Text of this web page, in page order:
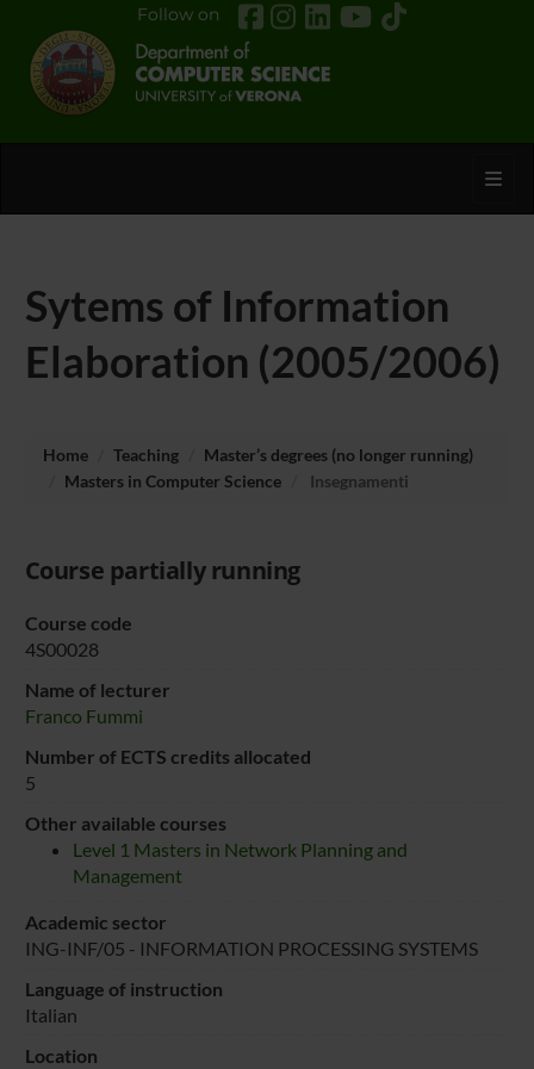
Follow on
Sytems of Information
Elaboration (2005/2006)
Home Teaching
Master’s degrees (no longer running)
Masters in Computer Science
Insegnamenti
Course partially running
Course code
4S00028
Name of lecturer
Franco Fummi
Number of ECTS credits allocated
5
Other available courses
Level 1 Masters in Network Planning and
Management
Academic sector
ING-INF/05 - INFORMATION PROCESSING SYSTEMS
Language of instruction
Italian
Location